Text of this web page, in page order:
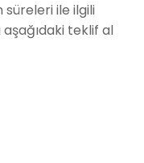
süreleri ile ilgili
teklif al